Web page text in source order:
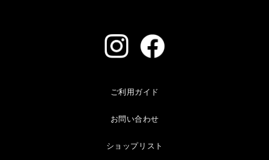
ご利用ガイド
お問い合わせ
ショップリスト